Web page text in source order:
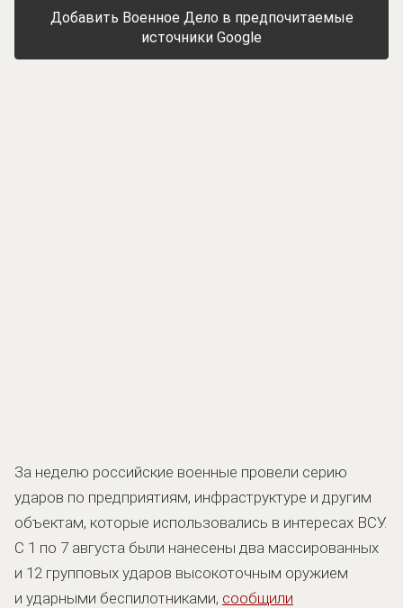
Добавить Военное Дело в предпочитаемые
источники Google
За неделю российские военные провели серию
ударов по предприятиям, инфраструктуре и другим
объектам, которые использовались в интересах ВСУ.
С 1 по 7 августа были нанесены два массированных
и 12 групповых ударов высокоточным оружием
и ударными беспилотниками, сообщили